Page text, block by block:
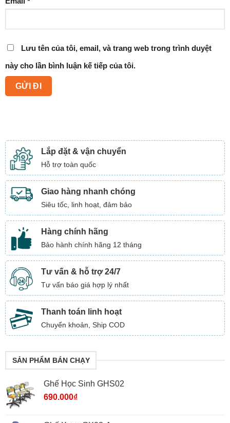
Lưu tên của tôi, email, và trang web trong trình duyệt
này cho lần bình luận kế tiếp của tôi.
Lắp đặt & vận chuyển
Hỗ trợ toàn quốc
Giao hàng nhanh chóng
Siêu tốc, linh hoạt, đảm bảo
Hàng chính hãng
Bảo hành chính hãng 12 tháng
Tư vấn & hỗ trợ 24/7
Tư vấn báo giá hợp lý nhất
Thanh toán linh hoạt
Chuyển khoản, Ship COD
SẢN PHẨM BÁN CHẠY
Ghế Học Sinh GHS02
690.000₫